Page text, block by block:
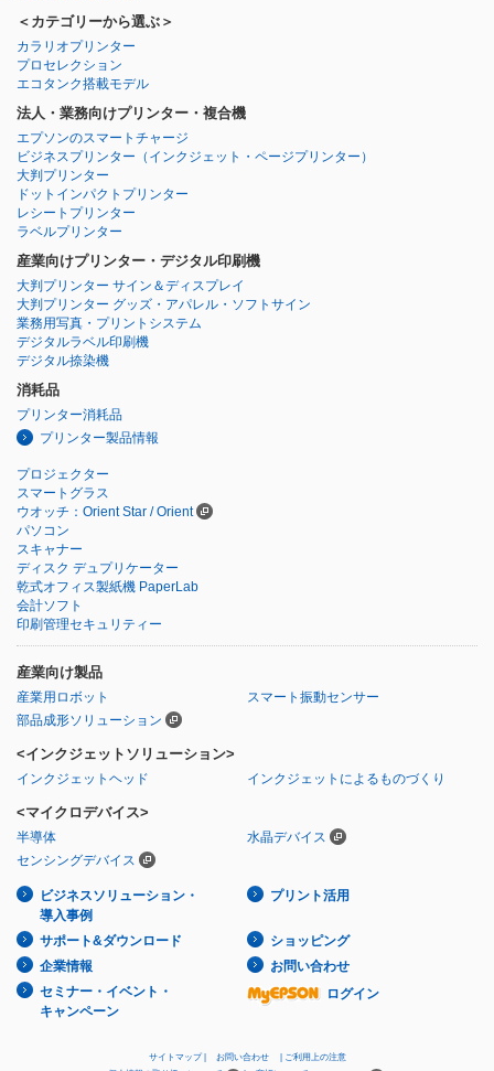
＜カテゴリーから選ぶ＞
カラリオプリンター
プロセレクション
エコタンク搭載モデル
法人・業務向けプリンター・複合機
エプソンのスマートチャージ
ビジネスプリンター （インクジェット・ページプリンター）
大判プリンター
ドットインパクトプリンター
レシートプリンター
ラベルプリンター
産業向けプリンター・デジタル印刷機
大判プリンター サイン＆ディスプレイ
大判プリンター グッズ・アパレル・ソフトサイン
業務用写真・プリントシステム
デジタルラベル印刷機
デジタル捺染機
消耗品
プリンター消耗品
プリンター製品情報
プロジェクター
スマートグラス
ウオッチ：Orient Star / Orient
パソコン
スキャナー
ディスク デュプリケーター
乾式オフィス製紙機 PaperLab
会計ソフト
印刷管理セキュリティー
産業向け製品
産業用ロボット
スマート振動センサー
部品成形ソリューション
<インクジェットソリューション>
インクジェットヘッド インクジェットによるものづくり
<マイクロデバイス>
半導体
水晶デバイス
センシングデバイス
ビジネスソリューション・
導入事例
プリント活用
サポート&ダウンロード
ショッピング
企業情報
お問い合わせ
セミナー・イベント・
キャンペーン
ログイン
サイトマップ お問い合わせ
ご利用上の注意